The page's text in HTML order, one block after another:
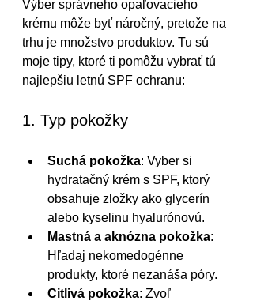
Výber správneho opaľovacieho
krému môže byť náročný, pretože na
trhu je množstvo produktov. Tu sú
moje tipy, ktoré ti pomôžu vybrať tú
najlepšiu letnú SPF ochranu:
1. Typ pokožky
Suchá pokožka: Vyber si
hydratačný krém s SPF, ktorý
obsahuje zložky ako glycerín
alebo kyselinu hyalurónovú.
Mastná a aknózna pokožka:
Hľadaj nekomedogénne
produkty, ktoré nezanáša póry.
Citlivá pokožka: Zvoľ